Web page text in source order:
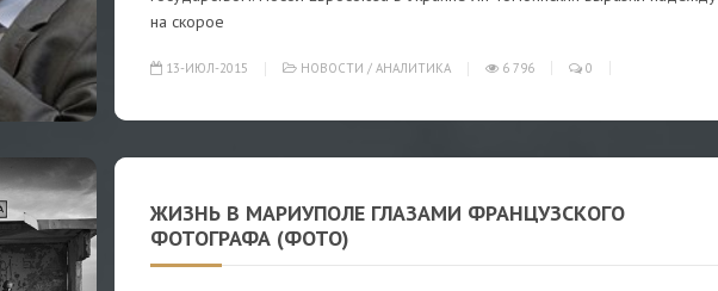
на скорое
13-ИЮЛ-2015 НОВОСТИ / АНАЛИТИКА 6 796 0
ЖИЗНЬ В МАРИУПОЛЕ ГЛАЗАМИ ФРАНЦУЗСКОГО
ФОТОГРАФА (ФОТО)